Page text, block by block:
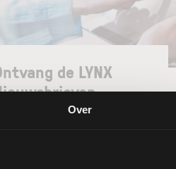
Over
de LYNX
uw gewenste LYNX